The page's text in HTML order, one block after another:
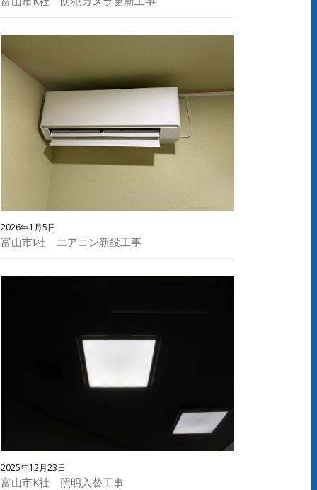
2026年1月5日
富山市I社 エアコン新設工事
2025年12月23日
富山市K社 照明入替工事